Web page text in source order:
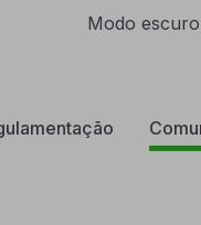
Modo escuro